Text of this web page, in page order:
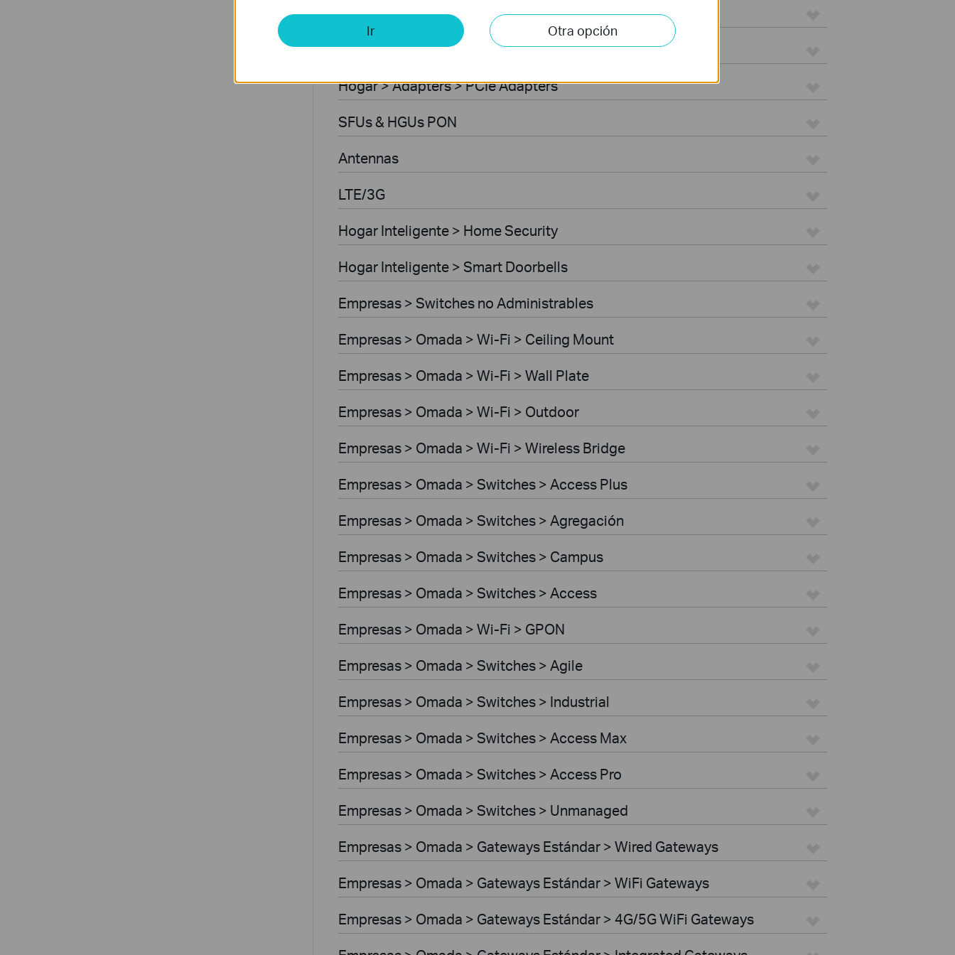
Punto de Acceso
Adaptadores USB 3G
Hogar > Adapters > PCIe Adapters
SFUs & HGUs PON
Antennas
LTE/3G
Hogar Inteligente > Home Security
Hogar Inteligente > Smart Doorbells
Empresas > Switches no Administrables
Empresas > Omada > Wi-Fi > Ceiling Mount
Empresas > Omada > Wi-Fi > Wall Plate
Empresas > Omada > Wi-Fi > Outdoor
Empresas > Omada > Wi-Fi > Wireless Bridge
Empresas > Omada > Switches > Access Plus
Empresas > Omada > Switches > Agregación
Empresas > Omada > Switches > Campus
Empresas > Omada > Switches > Access
Empresas > Omada > Wi-Fi > GPON
Empresas > Omada > Switches > Agile
Empresas > Omada > Switches > Industrial
Empresas > Omada > Switches > Access Max
Empresas > Omada > Switches > Access Pro
Empresas > Omada > Switches > Unmanaged
Empresas > Omada > Gateways Estándar > Wired Gateways
Empresas > Omada > Gateways Estándar > WiFi Gateways
Empresas > Omada > Gateways Estándar > 4G/5G WiFi Gateways
Ir Otra opción